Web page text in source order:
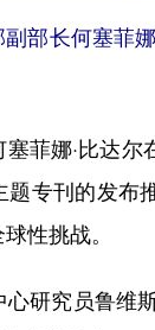
长何塞菲娜
娜·比达尔
题专刊的发布
性挑战。
究员鲁维斯